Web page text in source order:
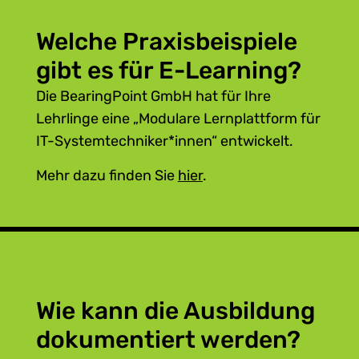
Welche Praxisbeispiele
gibt es für E-Learning?
Die BearingPoint GmbH hat für Ihre
Lehrlinge eine „Modulare Lernplattform für
IT-Systemtechniker*innen“ entwickelt.
Mehr dazu finden Sie hier.
Wie kann die Ausbildung
dokumentiert werden?